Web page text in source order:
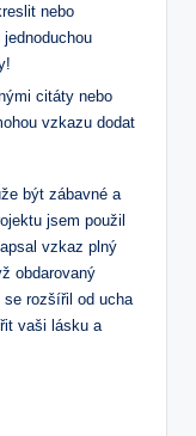
nebo
citáty nebo
vzkazu dodat
být zábavné a
jsem použil
vzkaz plný
obdarovaný
rozšířil od ucha
vaši lásku a